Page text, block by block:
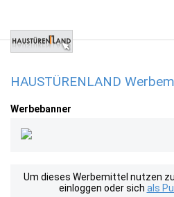
HAUSTÜRENLAND
Werbebanner
Um dieses Werbemittel nutzen
einloggen oder sich als